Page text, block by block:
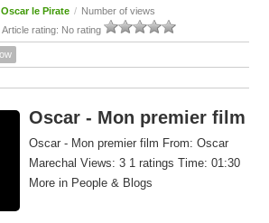
Oscar le Pirate / Number of views
Article rating: No rating
Oscar - Mon premier film
Oscar - Mon premier film From: Oscar
Marechal Views: 3 1 ratings Time: 01:30
More in People & Blogs